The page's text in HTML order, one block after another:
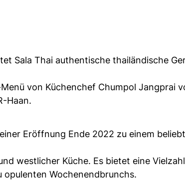
Sala Thai authentische thailändische
von Küchenchef Chumpol Jangprai
Haan.
Eröffnung Ende 2022 zu einem
westlicher Küche. Es bietet eine
Wochenendbrunchs.